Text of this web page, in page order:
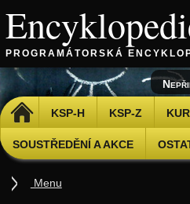
PROGRAMÁTORSKÁ
DOMŮ KSP-H KSP-Z
SOUSTŘEDĚNÍ A AKCE
Menu